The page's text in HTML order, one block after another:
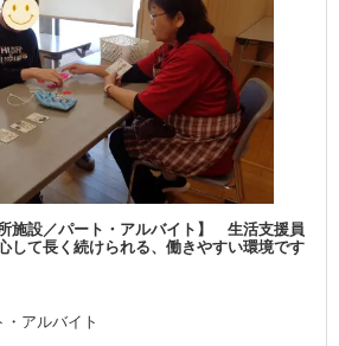
施設／パート・アルバイト】 生活支援員
して長く続けられる、働きやすい環境です
アルバイト